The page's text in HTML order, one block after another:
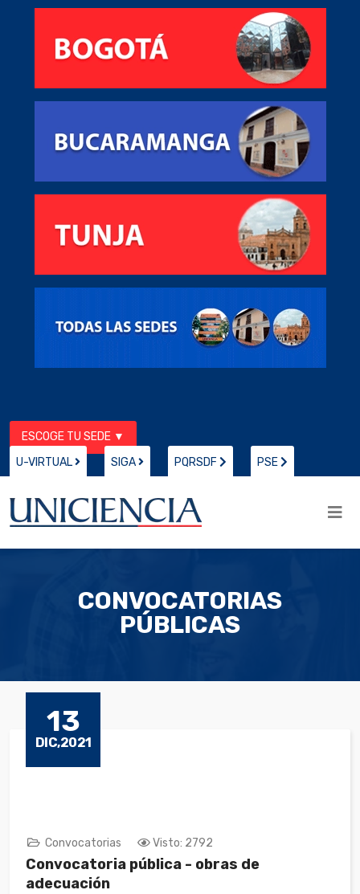
ESCOGE TU SEDE ▼
U-VIRTUAL
SIGA PQRSDF PSE
CONVOCATORIAS
PÚBLICAS
13
DIC,2021
Convocatorias Visto: 2792
Convocatoria pública - obras de
adecuación